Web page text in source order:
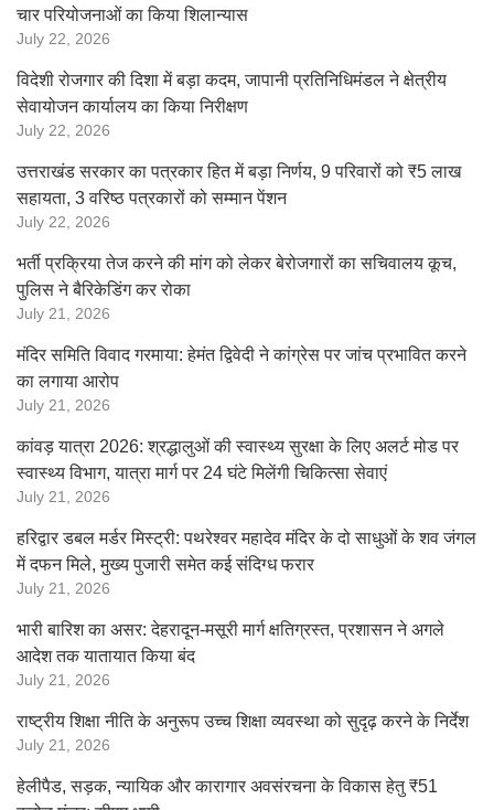
चार परियोजनाओं का किया शिलान्यास
July 22, 2026
विदेशी रोजगार की दिशा में बड़ा कदम, जापानी प्रतिनिधिमंडल ने क्षेत्रीय
सेवायोजन कार्यालय का किया निरीक्षण
July 22, 2026
उत्तराखंड सरकार का पत्रकार हित में बड़ा निर्णय, 9 परिवारों को ₹5 लाख
सहायता, 3 वरिष्ठ पत्रकारों को सम्मान पेंशन
July 22, 2026
भर्ती प्रक्रिया तेज करने की मांग को लेकर बेरोजगारों का सचिवालय कूच,
पुलिस ने बैरिकेडिंग कर रोका
July 21, 2026
मंदिर समिति विवाद गरमाया: हेमंत द्विवेदी ने कांग्रेस पर जांच प्रभावित करने
का लगाया आरोप
July 21, 2026
कांवड़ यात्रा 2026: श्रद्धालुओं की स्वास्थ्य सुरक्षा के लिए अलर्ट मोड पर
स्वास्थ्य विभाग, यात्रा मार्ग पर 24 घंटे मिलेंगी चिकित्सा सेवाएं
July 21, 2026
हरिद्वार डबल मर्डर मिस्ट्री: पथरेश्वर महादेव मंदिर के दो साधुओं के शव जंगल
में दफन मिले, मुख्य पुजारी समेत कई संदिग्ध फरार
July 21, 2026
भारी बारिश का असर: देहरादून-मसूरी मार्ग क्षतिग्रस्त, प्रशासन ने अगले
आदेश तक यातायात किया बंद
July 21, 2026
राष्ट्रीय शिक्षा नीति के अनुरूप उच्च शिक्षा व्यवस्था को सुदृढ़ करने के निर्देश
July 21, 2026
हेलीपैड, सड़क, न्यायिक और कारागार अवसंरचना के विकास हेतु ₹51